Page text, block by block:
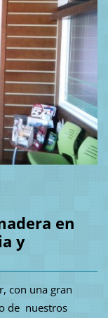
en
y
con una gran
de nuestros